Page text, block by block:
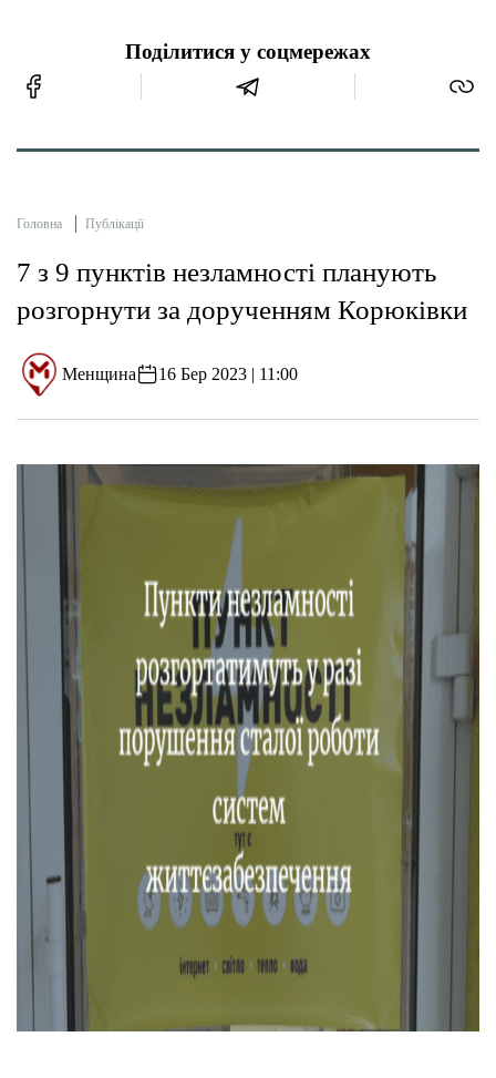
Поділитися у соцмережах
Головна Публікації
7 з 9 пунктів незламності планують
розгорнути за дорученням Корюківки
Менщина 16 Бер 2023 | 11:00